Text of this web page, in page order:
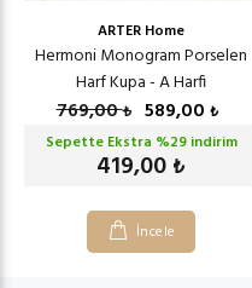
ARTER Home
Hermoni Monogram Porselen
Harf Kupa - A Harfi
769,00₺ 589,00 ₺
Sepette Ekstra %29indirim
419,00 ₺
İncele